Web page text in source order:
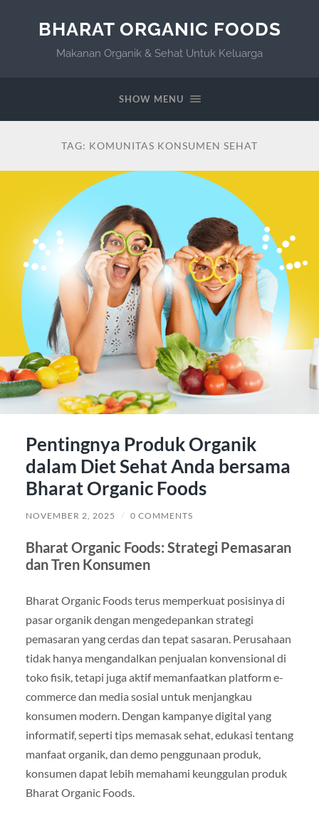
BHARAT ORGANIC FOODS
Makanan Organik & Sehat Untuk Keluarga
SHOW MENU
TAG: KOMUNITAS KONSUMEN SEHAT
Pentingnya Produk Organik
dalam Diet Sehat Anda bersama
Bharat Organic Foods
NOVEMBER 2, 2025 / 0 COMMENTS
Bharat Organic Foods: Strategi Pemasaran
dan Tren Konsumen
Bharat Organic Foods terus memperkuat posisinya di
pasar organik dengan mengedepankan strategi
pemasaran yang cerdas dan tepat sasaran. Perusahaan
tidak hanya mengandalkan penjualan konvensional di
toko fisik, tetapi juga aktif memanfaatkan platform e-
commerce dan media sosial untuk menjangkau
konsumen modern. Dengan kampanye digital yang
informatif, seperti tips memasak sehat, edukasi tentang
manfaat organik, dan demo penggunaan produk,
konsumen dapat lebih memahami keunggulan produk
Bharat Organic Foods.